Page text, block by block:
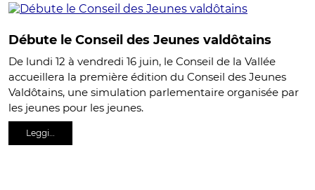
Débute le Conseil des Jeunes valdôtains
De lundi 12 à vendredi 16 juin, le Conseil de la Vallée
accueillera la première édition du Conseil des Jeunes
Valdôtains, une simulation parlementaire organisée par
les jeunes pour les jeunes.
Leggi…